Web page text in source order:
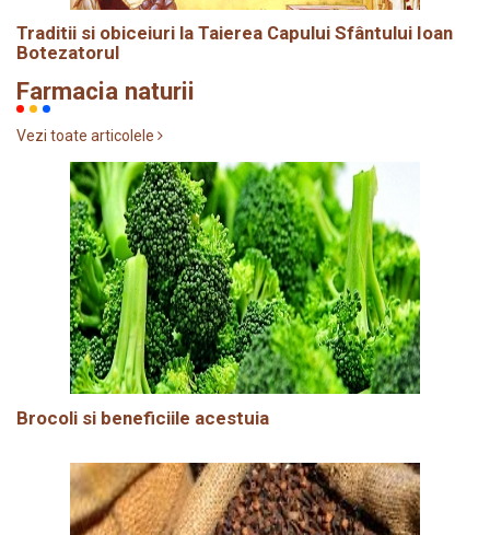
Traditii si obiceiuri la Taierea Capului Sfântului Ioan
Botezatorul
Farmacia naturii
Vezi toate articolele
Brocoli si beneficiile acestuia